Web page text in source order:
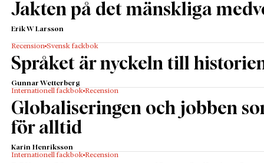
Jakten på det mänskliga
Erik W Larsson
Recension Svensk fackbok
Språket är nyckeln till
Gunnar Wetterberg
Internationell fackbok Recension
Globaliseringen och jobben
för alltid
Karin Henriksson
Internationell fackbok Recension